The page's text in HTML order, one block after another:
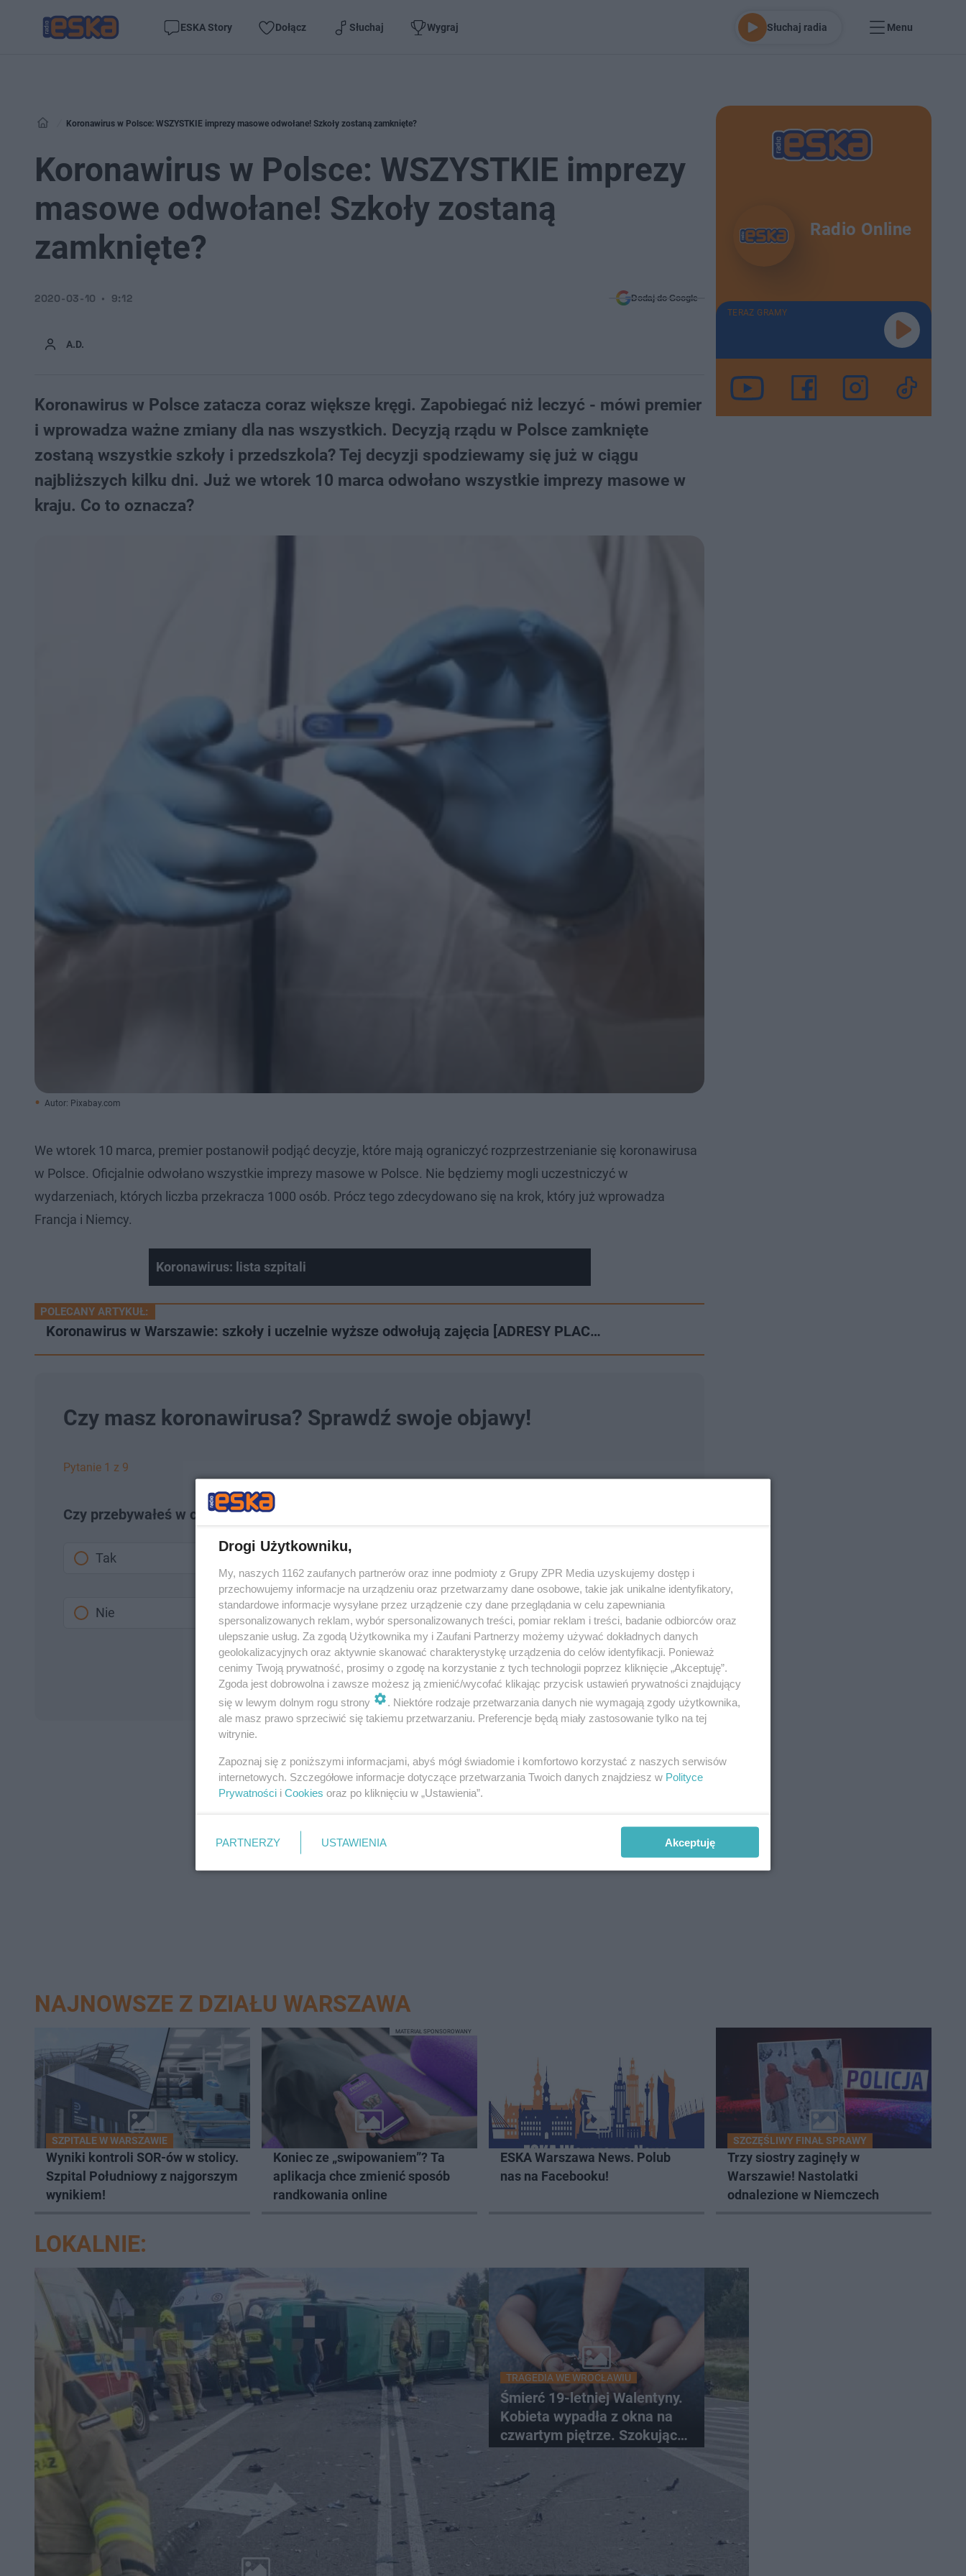
ESKA Story Dołącz Słuchaj Wygraj Słuchaj radia Menu
Koronawirus w Polsce: WSZYSTKIE imprezy masowe odwołane! Szkoły zostaną zamknięte?
Koronawirus w Polsce: WSZYSTKIE imprezy
masowe odwołane! Szkoły zostaną
zamknięte?
A.D.
2020-03-10 9:12 Dodaj do Google
Koronawirus w Polsce zatacza coraz większe kręgi. Zapobiegać niż leczyć - mówi premier
i wprowadza ważne zmiany dla nas wszystkich. Decyzją rządu w Polsce zamknięte
zostaną wszystkie szkoły i przedszkola? Tej decyzji spodziewamy się już w ciągu
najbliższych kilku dni. Już we wtorek 10 marca odwołano wszystkie imprezy masowe w
kraju. Co to oznacza?
Autor: Pixabay.com
We wtorek 10 marca, premier postanowił podjąć decyzje, które mają ograniczyć rozprzestrzenianie się koronawirusa
w Polsce. Oficjalnie odwołano wszystkie imprezy masowe w Polsce. Nie będziemy mogli uczestniczyć w
wydarzeniach, których liczba przekracza 1000 osób. Prócz tego zdecydowano się na krok, który już wprowadza
Francja i Niemcy.
Koronawirus: lista szpitali
POLECANY ARTYKUŁ:
Koronawirus w Warszawie: szkoły i uczelnie wyższe odwołują zajęcia [ADRESY PLAC…
Czy masz koronawirusa? Sprawdź swoje objawy!
Pytanie 1 z 9
Czy przebywałeś w ciągu ostatnich dwóch tygodni za granicą?
Tak
Nie
Następne pytanie
Radio Online
TERAZ GRAMY
NAJNOWSZE Z DZIAŁU WARSZAWA
SZPITALE W WARSZAWIE
Wyniki kontroli SOR-ów w stolicy.
Szpital Południowy z najgorszym
wynikiem!
Koniec ze „swipowaniem”? Ta
aplikacja chce zmienić sposób
randkowania online
MATERIAŁ SPONSOROWANY
ESKA Warszawa News. Polub
nas na Facebooku!
SZCZĘŚLIWY FINAŁ SPRAWY
Trzy siostry zaginęły w
Warszawie! Nastolatki
odnalezione w Niemczech
LOKALNIE:
TRAGEDIA WE WROCŁAWIU
Śmierć 19-letniej Walentyny.
Kobieta wypadła z okna na
czwartym piętrze. Szokujące
Drogi Użytkowniku,
My, naszych 1162 zaufanych partnerów oraz inne podmioty z Grupy ZPR Media uzyskujemy dostęp i
przechowujemy informacje na urządzeniu oraz przetwarzamy dane osobowe, takie jak unikalne identyfikatory,
standardowe informacje wysyłane przez urządzenie czy dane przeglądania w celu zapewniania
spersonalizowanych reklam, wybór spersonalizowanych treści, pomiar reklam i treści, badanie odbiorców oraz
ulepszanie usług. Za zgodą Użytkownika my i Zaufani Partnerzy możemy używać dokładnych danych
geolokalizacyjnych oraz aktywnie skanować charakterystykę urządzenia do celów identyfikacji. Ponieważ
cenimy Twoją prywatność, prosimy o zgodę na korzystanie z tych technologii poprzez kliknięcie „Akceptuję”.
Zgoda jest dobrowolna i zawsze możesz ją zmienić/wycofać klikając przycisk ustawień prywatności znajdujący
się w lewym dolnym rogu strony
. Niektóre rodzaje przetwarzania danych nie wymagają zgody użytkownika,
ale masz prawo sprzeciwić się takiemu przetwarzaniu. Preferencje będą miały zastosowanie tylko na tej
witrynie.
Zapoznaj się z poniższymi informacjami, abyś mógł świadomie i komfortowo korzystać z naszych serwisów
internetowych. Szczegółowe informacje dotyczące przetwarzania Twoich danych znajdziesz w Polityce
Prywatności i Cookies oraz po kliknięciu w „Ustawienia”.
PARTNERZY USTAWIENIA Akceptuję